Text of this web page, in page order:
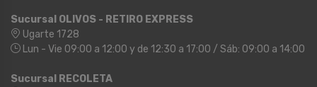
Sucursal OLIVOS - RETIRO EXPRESS
Ugarte 1728
Lun - Vie 09:00 a 12:00 y de 12:30 a 17:00 / Sáb: 09:00 a 14:00
Sucursal RECOLETA